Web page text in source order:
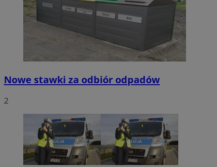
Nowe stawki za odbiór odpadów
2